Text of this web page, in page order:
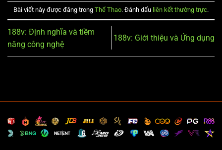
Bài viết này được đăng trong Thể Thao. Đánh dấu liên kết thường trực.
188v: Định nghĩa và tiềm
năng công nghệ
188v: Giới thiệu và Ứng dụng